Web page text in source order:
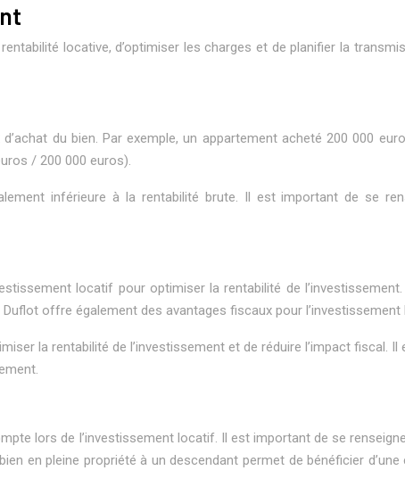
locative, d’optimiser les charges et de planifier la
du bien. Par exemple, un appartement acheté 200 000
/ 200 000 euros).
inférieure à la rentabilité brute. Il est important de se
locatif pour optimiser la rentabilité de
offre également des avantages fiscaux pour
la rentabilité de l’investissement et de réduire l’impact fiscal.
lors de l’investissement locatif. Il est important de se
en pleine propriété à un descendant permet de bénéficier